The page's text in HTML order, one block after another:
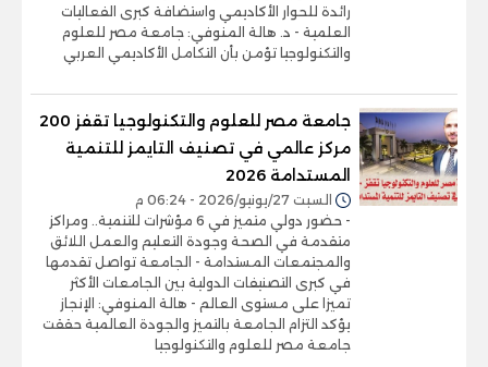
رائدة للحوار الأكاديمي واستضافة كبرى الفعاليات
العلمية - د. هالة المنوفي: جامعة مصر للعلوم
والتكنولوجيا تؤمن بأن التكامل الأكاديمي العربي
جامعة مصر للعلوم والتكنولوجيا تقفز 200
مركز عالمي في تصنيف التايمز للتنمية
المستدامة 2026
السبت 27/يونيو/2026 - 06:24 م
- حضور دولي متميز في 6 مؤشرات للتنمية.. ومراكز
متقدمة في الصحة وجودة التعليم والعمل اللائق
والمجتمعات المستدامة - الجامعة تواصل تقدمها
في كبرى التصنيفات الدولية بين الجامعات الأكثر
تميزا على مستوى العالم - هالة المنوفي: الإنجاز
يؤكد التزام الجامعة بالتميز والجودة العالمية حققت
جامعة مصر للعلوم والتكنولوجيا